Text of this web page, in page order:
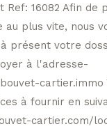
Ref: 16082 Afin de
au plus vite, nous
présent votre
à l'adresse-
cartier.immo
à fournir en
cartier.com/